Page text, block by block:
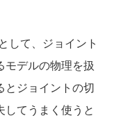
して、ジョイント
モデルの物理を扱
とジョイントの切
てうまく使うと